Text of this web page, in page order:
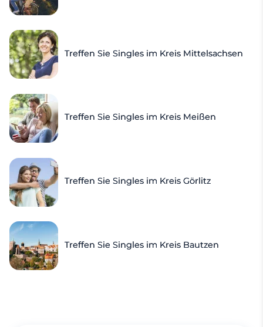
Treffen Sie Singles im Kreis Mittelsachsen
Treffen Sie Singles im Kreis Meißen
Treffen Sie Singles im Kreis Görlitz
Treffen Sie Singles im Kreis Bautzen